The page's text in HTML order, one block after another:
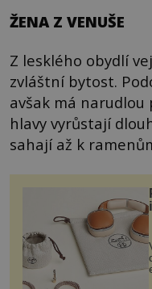
ŽENA Z VENUŠE
Z lesklého obydlí
zvláštní bytost.
avšak má
hlavy vyrůstají
sahají až k